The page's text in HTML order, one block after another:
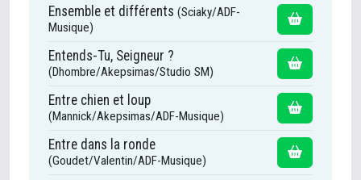
Ensemble et différents (Sciaky/ADF-
Musique)
Entends-Tu, Seigneur ?
(Dhombre/Akepsimas/Studio SM)
Entre chien et loup
(Mannick/Akepsimas/ADF-Musique)
Entre dans la ronde
(Goudet/Valentin/ADF-Musique)